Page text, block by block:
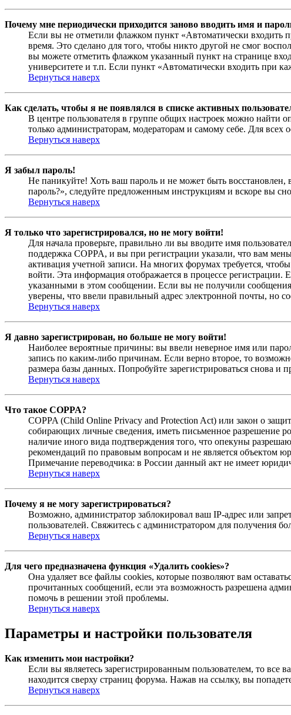
Почему мне периодически приходится заново вводить имя и
Если вы не отметили флажком пункт «Автоматически входить
время. Это сделано для того, чтобы никто другой не смог
вы можете отметить флажком указанный пункт на странице
университете и т.п. Если пункт «Автоматически входить при
Вернуться наверх
Как сделать, чтобы я не появлялся в списке активных
В центре пользователя в группе общих настроек можно найти
только администраторам, модераторам и самому себе. Для всех
Вернуться наверх
Я забыл пароль!
Не паникуйте! Хоть ваш пароль и не может быть восстановлен,
пароль?», следуйте предложенным инструкциям и вскоре вы
Вернуться наверх
Я только что зарегистрировался, но не могу войти!
Для начала проверьте, правильно ли вы вводите имя
поддержка COPPA, и вы при регистрации указали, что вам
активация учетной записи. На многих форумах требуется,
войти. Эта информация отображается в процессе
указанными в этом сообщении. Если вы не получили
уверены, что ввели правильный адрес электронной почты, но
Вернуться наверх
Я давно зарегистрирован, но больше не могу войти!
Наиболее вероятные причины: вы ввели неверное имя или
запись по каким-либо причинам. Если верно второе, то
размера базы данных. Попробуйте зарегистрироваться снова и
Вернуться наверх
Что такое COPPA?
COPPA (Child Online Privacy and Protection Act) или закон о
собирающих личные сведения, иметь письменное разрешение
наличие иного вида подтверждения того, что опекуны
рекомендаций по правовым вопросам и не является объектом
Примечание переводчика: в России данный акт не имеет
Вернуться наверх
Почему я не могу зарегистрироваться?
Возможно, администратор заблокировал ваш IP-адрес или
пользователей. Свяжитесь с администратором для получения
Вернуться наверх
Для чего предназначена функция «Удалить cookies»?
Она удаляет все файлы cookies, которые позволяют вам
прочитанных сообщений, если эта возможность разрешена
помочь в решении этой проблемы.
Вернуться наверх
Параметры и настройки пользователя
Как изменить мои настройки?
Если вы являетесь зарегистрированным пользователем, то
находится сверху страниц форума. Нажав на ссылку, вы
Вернуться наверх